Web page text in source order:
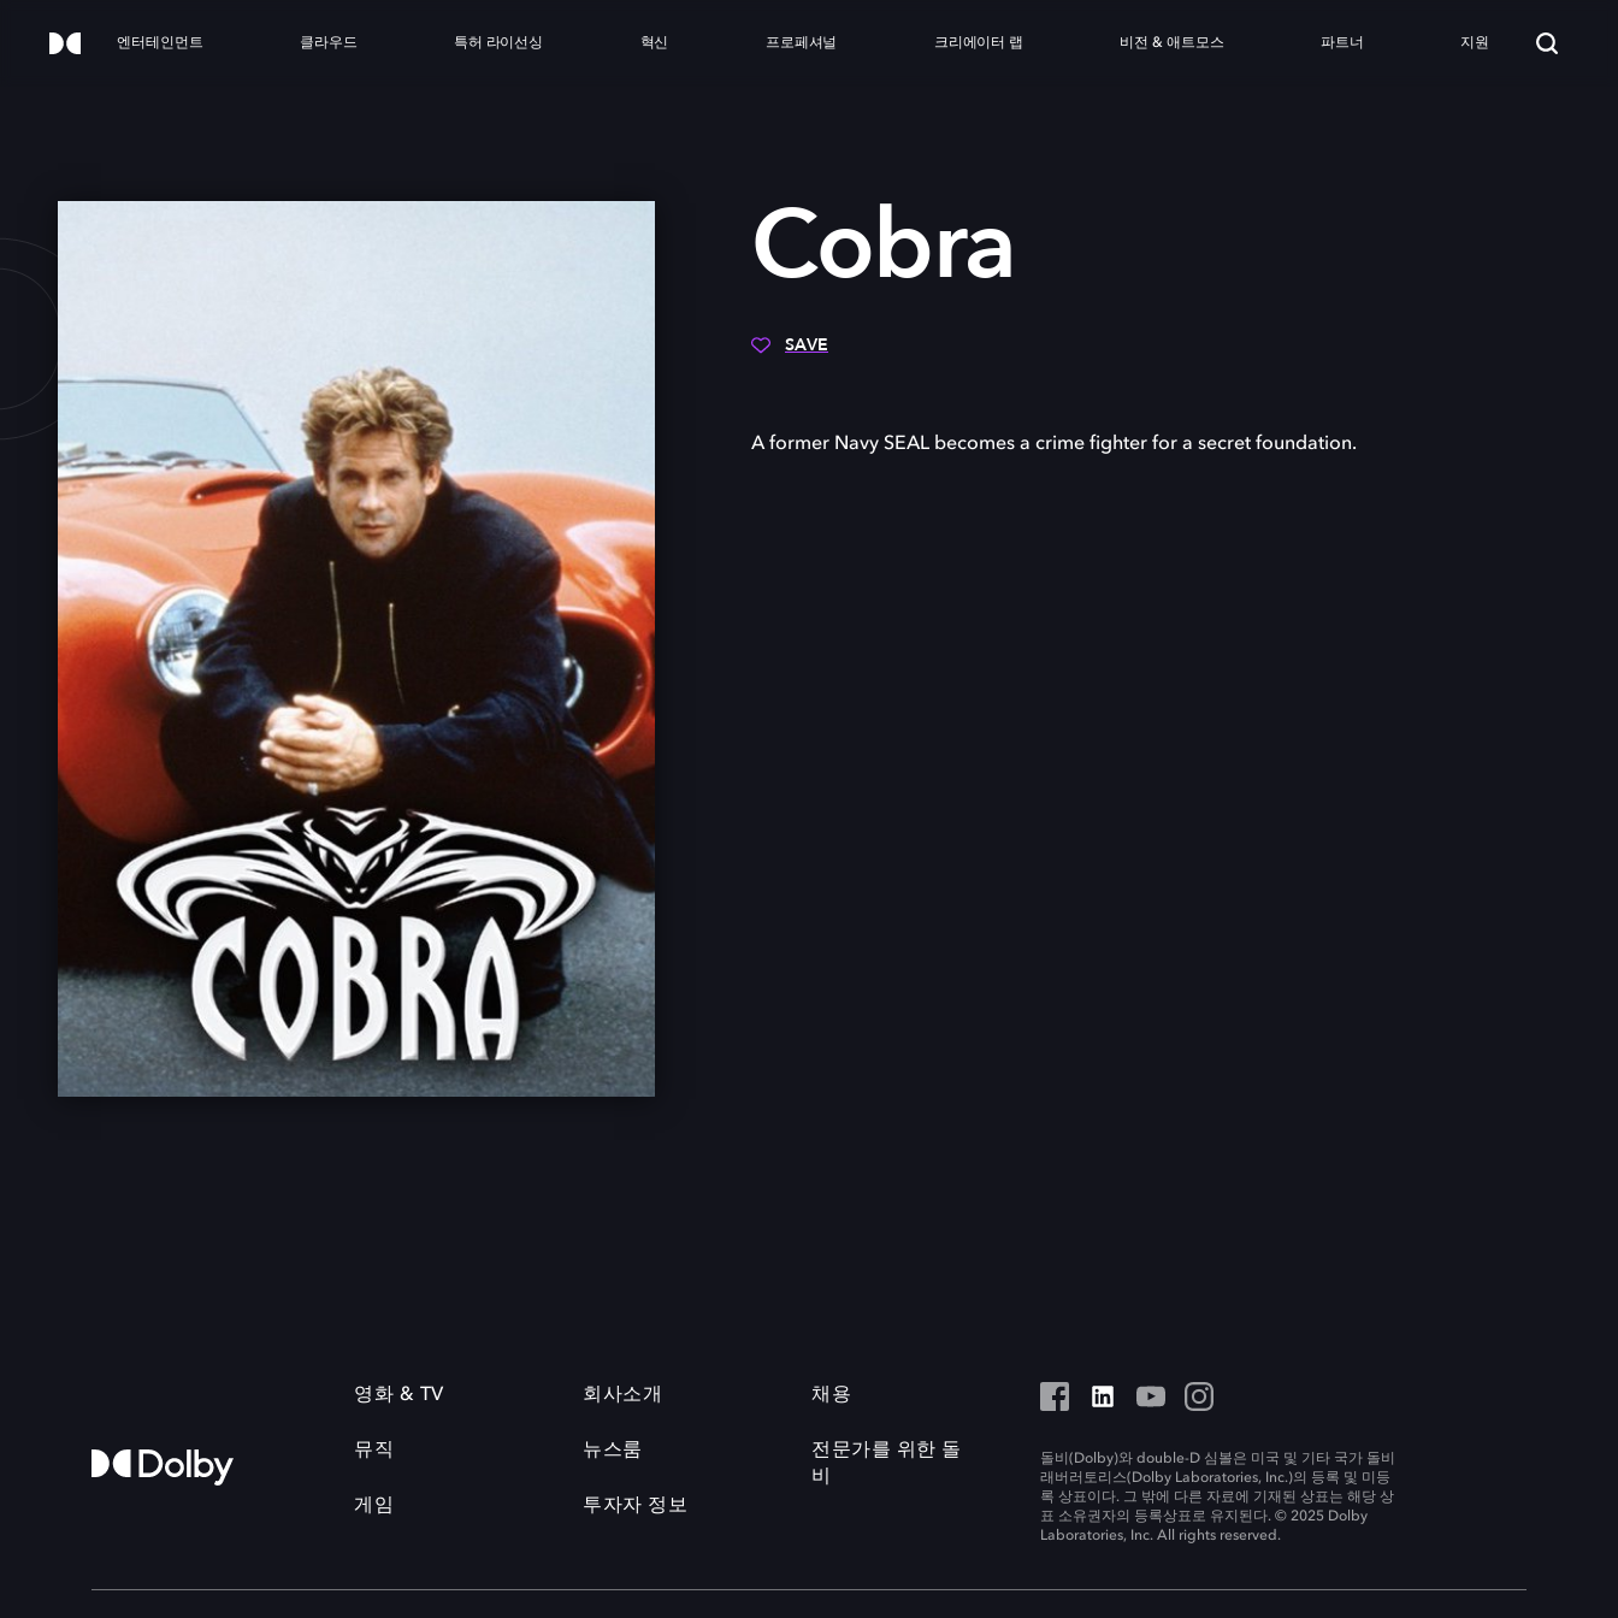
엔터테인먼트 클라우드 특허 라이선싱 혁신 프로페셔널 크리에이터 랩 비전 & 애트모스 파트너 지원
Cobra
SAVE
A former Navy SEAL becomes a crime fighter for a secret foundation.
영화 & TV
뮤직
게임
회사소개
뉴스룸
투자자 정보
채용
전문가를 위한 돌
비
돌비(Dolby)와 double-D 심볼은 미국 및 기타 국가 돌비
래버러토리스(Dolby Laboratories, Inc.)의 등록 및 미등
록 상표이다. 그 밖에 다른 자료에 기재된 상표는 해당 상
표 소유권자의 등록상표로 유지된다. © 2025 Dolby
Laboratories, Inc. All rights reserved.